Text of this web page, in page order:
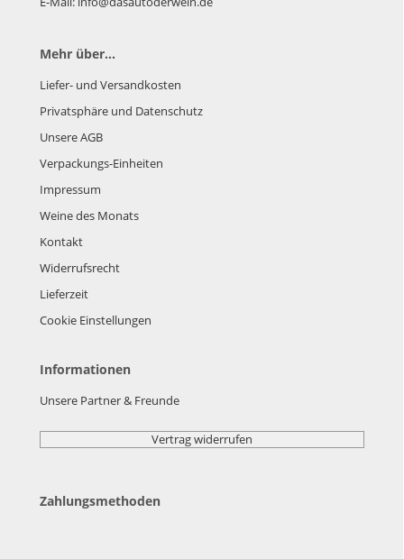
Mehr über...
Liefer- und Versandkosten
Privatsphäre und Datenschutz
Unsere AGB
Verpackungs-Einheiten
Impressum
Weine des Monats
Kontakt
Widerrufsrecht
Lieferzeit
Cookie Einstellungen
Informationen
Unsere Partner & Freunde
Vertrag widerrufen
Zahlungsmethoden